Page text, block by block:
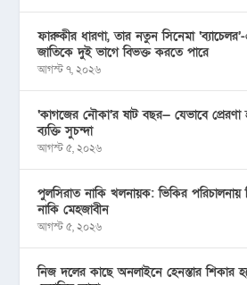
ফারুকীর ধারণা, তার নতুন সিনেমা
জাতিকে দুই ভাগে বিভক্ত করতে পারে
আগস্ট ৭, ২০২৬
‘কাগজের নৌকা’র ষাট বছর— যেভাবে
ব্যক্তি সুচন্দা
আগস্ট ৫, ২০২৬
পুলসিরাত নাকি খলনায়ক: ভিকির পরিচালনায়
নাকি মেহজাবীন
আগস্ট ৫, ২০২৬
নিজ দলের কাছে অনলাইনে হেনস্তার শিকার